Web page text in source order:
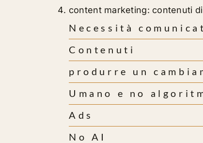
content marketing: contenuti
Necessità
Contenuti
produrre un
Umano e no
Ads
No AI